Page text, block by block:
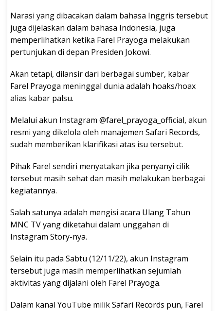
Narasi yang dibacakan dalam bahasa Inggris tersebut
juga dijelaskan dalam bahasa Indonesia, juga
memperlihatkan ketika Farel Prayoga melakukan
pertunjukan di depan Presiden Jokowi.
Akan tetapi, dilansir dari berbagai sumber, kabar
Farel Prayoga meninggal dunia adalah hoaks/hoax
alias kabar palsu.
Melalui akun Instagram @farel_prayoga_official, akun
resmi yang dikelola oleh manajemen Safari Records,
sudah memberikan klarifikasi atas isu tersebut.
Pihak Farel sendiri menyatakan jika penyanyi cilik
tersebut masih sehat dan masih melakukan berbagai
kegiatannya.
Salah satunya adalah mengisi acara Ulang Tahun
MNC TV yang diketahui dalam unggahan di
Instagram Story-nya.
Selain itu pada Sabtu (12/11/22), akun Instagram
tersebut juga masih memperlihatkan sejumlah
aktivitas yang dijalani oleh Farel Prayoga.
Dalam kanal YouTube milik Safari Records pun, Farel